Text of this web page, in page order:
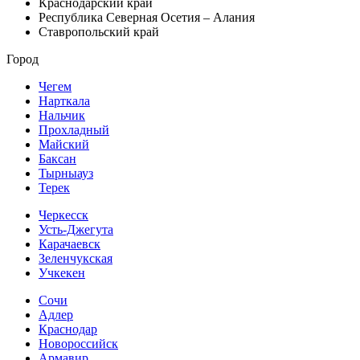
Республика Северная Осетия – Алания
Ставропольский край
Город
Чегем
Нарткала
Нальчик
Прохладный
Майский
Баксан
Тырныауз
Терек
Черкесск
Усть-Джегута
Карачаевск
Зеленчукская
Учкекен
Сочи
Адлер
Краснодар
Новороссийск